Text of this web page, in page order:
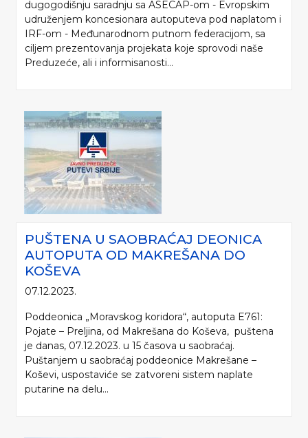
dugogodišnju saradnju sa ASECAP-om - Evropskim
udruženjem koncesionara autoputeva pod naplatom i
IRF-om - Međunarodnom putnom federacijom, sa
ciljem prezentovanja projekata koje sprovodi naše
Preduzeće, ali i informisanosti...
PUŠTENA U SAOBRAĆAJ DEONICA
AUTOPUTA OD MAKREŠANA DO
KOŠEVA
07.12.2023.
Poddeonica „Moravskog koridora“, autoputa E761:
Pojate – Preljina, od Makrešana do Koševa, puštena
je danas, 07.12.2023. u 15 časova u saobraćaj.
Puštanjem u saobraćaj poddeonice Makrešane –
Koševi, uspostaviće se zatvoreni sistem naplate
putarine na delu...